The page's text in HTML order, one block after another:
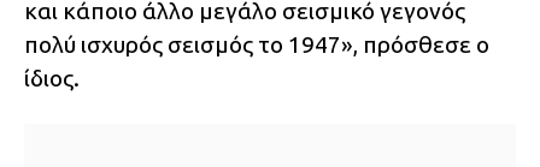
και κάποιο άλλο μεγάλο σεισμικό γεγονός
πολύ ισχυρός σεισμός το 1947», πρόσθεσε ο
ίδιος.